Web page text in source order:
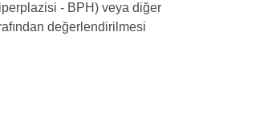
- BPH) veya diğer
değerlendirilmesi